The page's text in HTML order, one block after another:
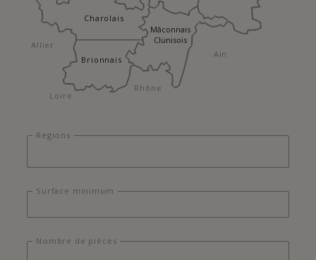
Ain
Allier
Loire
Mâconnais
Clunisois
Charolais
Rhône
Brionnais
Regions
Surface minimum
Nombre de pièces